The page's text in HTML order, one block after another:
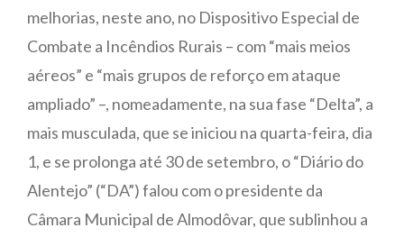
melhorias, neste ano, no Dispositivo Especial de
Combate a Incêndios Rurais – com “mais meios
aéreos” e “mais grupos de reforço em ataque
ampliado” –, nomeadamente, na sua fase “Delta”, a
mais musculada, que se iniciou na quarta-feira, dia
1, e se prolonga até 30 de setembro, o “Diário do
Alentejo” (“DA”) falou com o presidente da
Câmara Municipal de Almodôvar, que sublinhou a